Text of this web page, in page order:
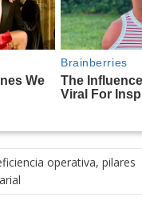
operativa, pilares